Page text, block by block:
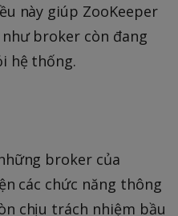
này giúp ZooKeeper
broker còn đang
hệ thống.
broker của
các chức năng thông
chịu trách nhiệm bầu